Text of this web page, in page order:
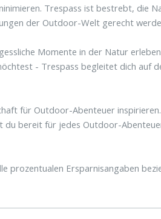
Trespass ist bestrebt, die
der Outdoor-Welt gerecht
Momente in der Natur
- Trespass begleitet dich auf
für Outdoor-Abenteuer
bereit für jedes Outdoor-
prozentualen Ersparnisangaben